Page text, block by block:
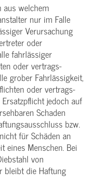
aus welchem
nur im Falle
Verursachung
oder
fahrlässiger
oder vertrags­
grober Fahrlässigkeit,
oder vertrags­
jedoch auf
Schaden
bzw.
für Schäden an
eines Menschen. Bei
von
bleibt die Haftung